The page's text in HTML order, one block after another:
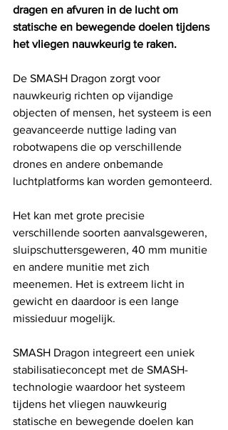
dragen en afvuren in de lucht om
statische en bewegende doelen tijdens
het vliegen nauwkeurig te raken.
De SMASH Dragon zorgt voor
nauwkeurig richten op vijandige
objecten of mensen, het systeem is een
geavanceerde nuttige lading van
robotwapens die op verschillende
drones en andere onbemande
luchtplatforms kan worden gemonteerd.
Het kan met grote precisie
verschillende soorten aanvalsgeweren,
sluipschuttersgeweren, 40 mm munitie
en andere munitie met zich
meenemen. Het is extreem licht in
gewicht en daardoor is een lange
missieduur mogelijk.
SMASH Dragon integreert een uniek
stabilisatieconcept met de SMASH-
technologie waardoor het systeem
tijdens het vliegen nauwkeurig
statische en bewegende doelen kan